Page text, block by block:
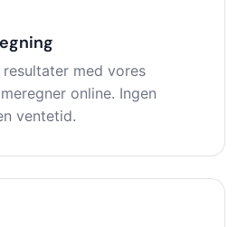
med vores
online. Ingen
ventetid.